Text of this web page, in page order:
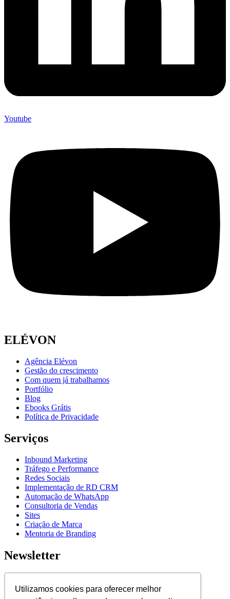
Utilizamos cookies para oferecer melhor
Youtube
ELÉVON
Agência Elévon
Gestão do crescimento
Com quem já trabalhamos
Portfólio
Blog
Ebooks Grátis
Política de Privacidade
Serviços
Inbound Marketing
Tráfego e Performance
Redes Sociais
Implementação de RD CRM
Automação de WhatsApp
Consultoria de Vendas
Sites
Criação de Marca
Mentoria de Branding
Newsletter
Assine nossa newsletter para ficar por dentro de novidades e
lançamentos.